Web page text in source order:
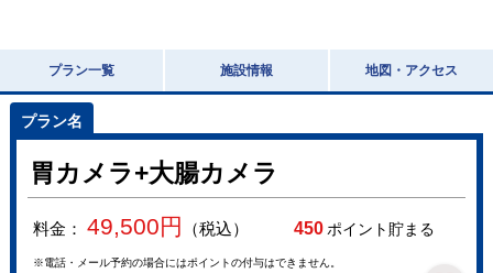
プラン一覧 施設情報 地図・アクセス
胃カメラ+大腸カメラ
料金： 49,500円 （税込） 450ポイント貯まる
※電話・メール予約の場合にはポイントの付与はできません。